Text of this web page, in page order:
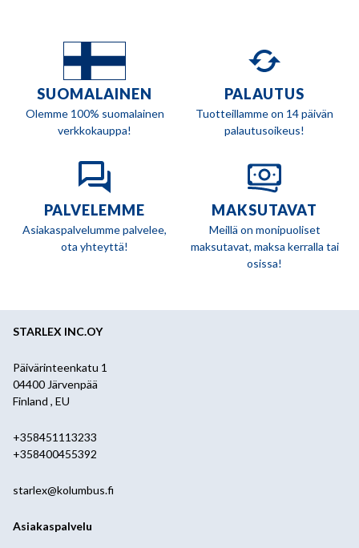
SUOMALAINEN
Olemme 100% suomalainen
verkkokauppa!
PALAUTUS
Tuotteillamme on 14 päivän
palautusoikeus!
PALVELEMME
Asiakaspalvelumme palvelee,
ota yhteyttä!
MAKSUTAVAT
Meillä on monipuoliset
maksutavat, maksa kerralla tai
osissa!
STARLEX INC.OY
Päivärinteenkatu 1
04400 Järvenpää
Finland , EU
+358451113233
+358400455392
starlex@kolumbus.fi
Asiakaspalvelu